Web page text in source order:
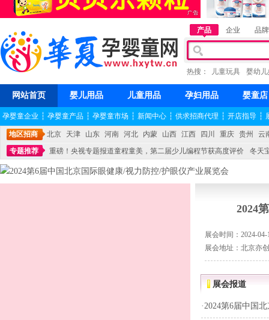
产品 企业 品牌
热搜： 儿童玩具 婴幼
网站首页 婴儿用品 儿童用品 孕妇用品 婴童店
孕婴童企业 ┆ 孕婴童产品 ┆ 孕婴童市场 ┆ 新闻中心 ┆ 供求招商代理 ┆ 开店指导 ┆
地区招商 北京 天津 山东 河南 河北 内蒙 山西 江西 四川 重庆 贵州
云
专题推荐
重磅！央视专题报道童程童美，第二届少儿编程节获高度评价
冬天
不能再单纯地销售产品,而要向增强服务转型,毕竟母婴产品比较特殊。”
2024
展会时间：2024-04-
展会地址：北京亦
展会报道
·2024第6届中国